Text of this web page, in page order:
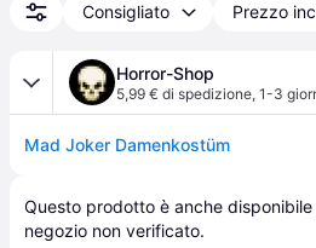
Consigliato Prezzo
Horror-Shop
5,99 € di spedizione, 1-3
Mad Joker Damenkostüm
Questo prodotto è anche disponibile
negozio non verificato.